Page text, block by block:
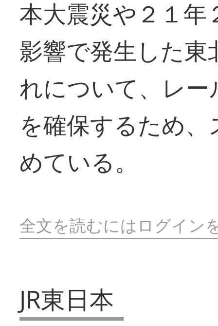
本大震災や２１年
影響で発生した
れについて、レ
を確保するため
めている。
全文を読むにはログイン
JR東日本